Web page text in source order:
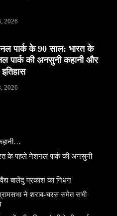
2026
पार्क के 90 साल: भारत के
पार्क की अनसुनी कहानी और
2026
के पहले नेशनल पार्क की अनसुनी
बालेंदु प्रकाश का निधन
ने शराब-चरस समेत सभी